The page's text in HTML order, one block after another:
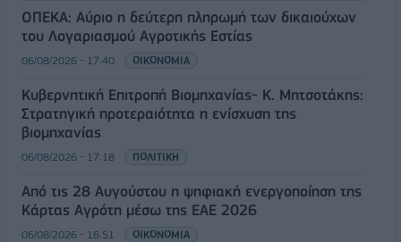
ΟΠΕΚΑ: Αύριο η δεύτερη πληρωμή των δικαιούχων
του Λογαριασμού Αγροτικής Εστίας
06/08/2026 - 17:40 ΟΙΚΟΝΟΜΙΑ
Κυβερνητική Επιτροπή Βιομηχανίας- Κ. Μητσοτάκης:
Στρατηγική προτεραιότητα η ενίσχυση της
βιομηχανίας
06/08/2026 - 17:18 ΠΟΛΙΤΙΚΗ
Από τις 28 Αυγούστου η ψηφιακή ενεργοποίηση της
Κάρτας Αγρότη μέσω της ΕΑΕ 2026
06/08/2026 - 16:51 ΟΙΚΟΝΟΜΙΑ